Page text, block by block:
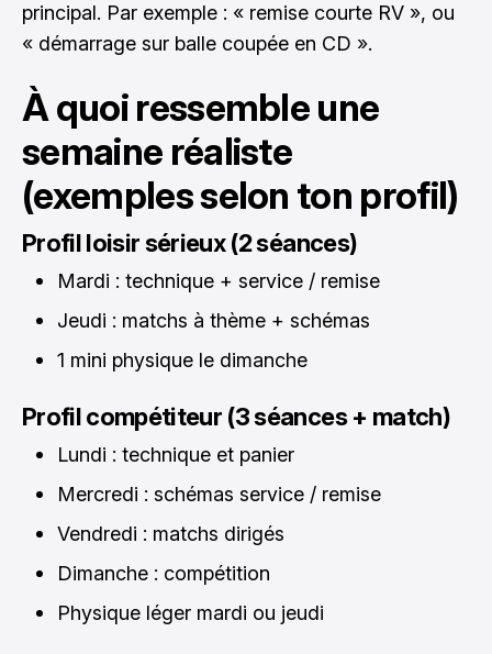
principal. Par exemple : « remise courte RV », ou
« démarrage sur balle coupée en CD ».
À quoi ressemble une
semaine réaliste
(exemples selon ton profil)
Profil loisir sérieux (2 séances)
Mardi : technique + service / remise
Jeudi : matchs à thème + schémas
1 mini physique le dimanche
Profil compétiteur (3 séances + match)
Lundi : technique et panier
Mercredi : schémas service / remise
Vendredi : matchs dirigés
Dimanche : compétition
Physique léger mardi ou jeudi